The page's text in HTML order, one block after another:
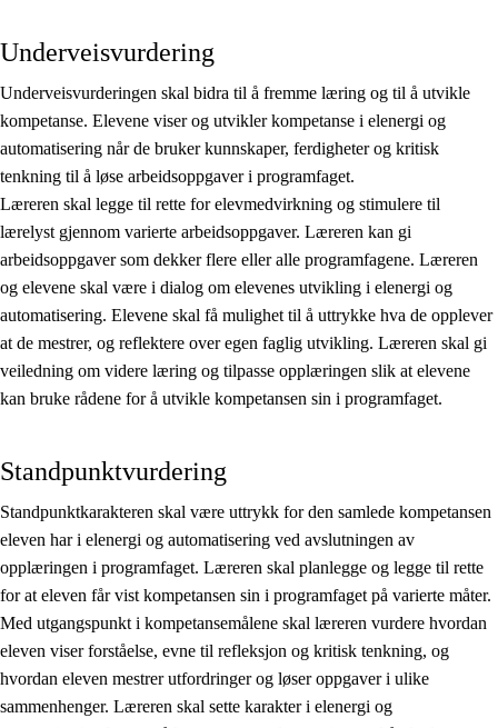
Underveisvurdering
Underveisvurderingen skal bidra til å fremme læring og til å utvikle
kompetanse. Elevene viser og utvikler kompetanse i elenergi og
automatisering når de bruker kunnskaper, ferdigheter og kritisk
tenkning til å løse arbeidsoppgaver i programfaget.
Læreren skal legge til rette for elevmedvirkning og stimulere til
lærelyst gjennom varierte arbeidsoppgaver. Læreren kan gi
arbeidsoppgaver som dekker flere eller alle programfagene. Læreren
og elevene skal være i dialog om elevenes utvikling i elenergi og
automatisering. Elevene skal få mulighet til å uttrykke hva de opplever
at de mestrer, og reflektere over egen faglig utvikling. Læreren skal gi
veiledning om videre læring og tilpasse opplæringen slik at elevene
kan bruke rådene for å utvikle kompetansen sin i programfaget.
Standpunktvurdering
Standpunktkarakteren skal være uttrykk for den samlede kompetansen
eleven har i elenergi og automatisering ved avslutningen av
opplæringen i programfaget. Læreren skal planlegge og legge til rette
for at eleven får vist kompetansen sin i programfaget på varierte måter.
Med utgangspunkt i kompetansemålene skal læreren vurdere hvordan
eleven viser forståelse, evne til refleksjon og kritisk tenkning, og
hvordan eleven mestrer utfordringer og løser oppgaver i ulike
sammenhenger. Læreren skal sette karakter i elenergi og